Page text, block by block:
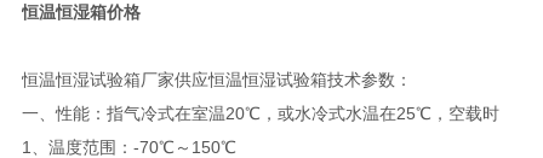
恒温恒湿箱价格
恒温恒湿试验箱厂家供应恒温恒湿试验箱技术参数：
一、性能：指气冷式在室温20℃，或水冷式水温在25℃，空载时
1、温度范围：-70℃～150℃